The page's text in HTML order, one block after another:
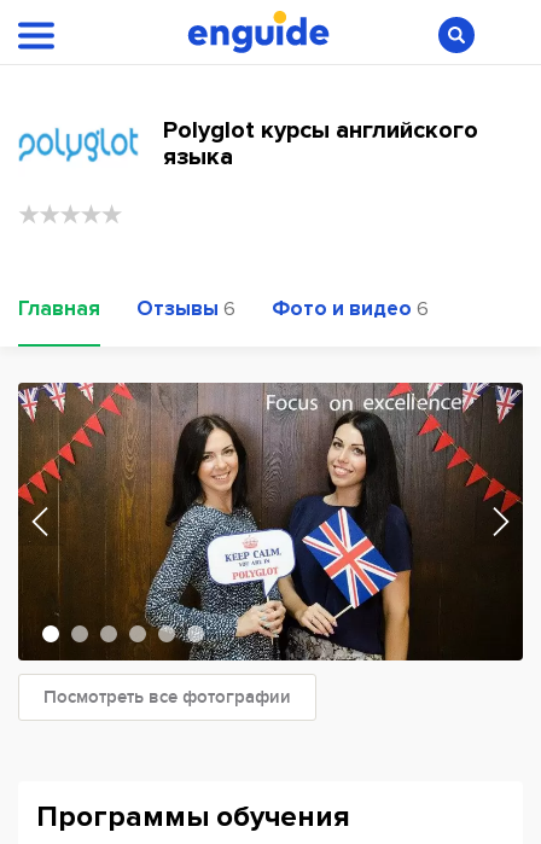
Polyglot курсы английского
языка
Главная Отзывы 6 Фото и видео 6
Посмотреть все фотографии
Программы обучения